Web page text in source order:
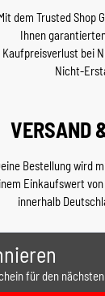
dem Trusted Shop
Ihnen
Kaufpreisverlust bei
Nicht-
VERSAND
Bestellung wird
Einkaufswert
innerhalb
für den